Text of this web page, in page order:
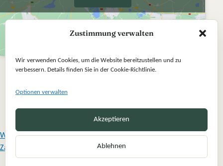
Zustimmung verwalten
Wir verwenden Cookies, um die Website bereitzustellen und zu
verbessern. Details finden Sie in der Cookie-Richtlinie.
Optionen verwalten
Akzeptieren
Ablehnen
Widerrufsbelehrung
Zahlung und Versand